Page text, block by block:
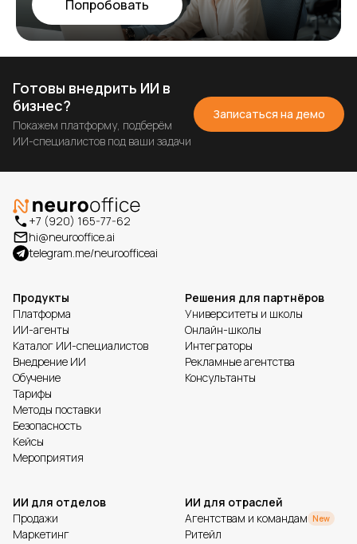
Попробовать
Готовы внедрить ИИ в
бизнес?
Покажем платформу, подберём
ИИ-специалистов под ваши задачи
Записаться на демо
+7 (920) 165-77-62
hi@neurooffice.ai
telegram.me/neuroofficeai
Продукты
Платформа
ИИ-агенты
Каталог ИИ-специалистов
Внедрение ИИ
Обучение
Тарифы
Методы поставки
Безопасность
Кейсы
Мероприятия
Решения для партнёров
Университеты и школы
Онлайн-школы
Интеграторы
Рекламные агентства
Консультанты
ИИ для отделов
Продажи
Маркетинг
ИИ для отраслей
Агентствам и командам New
Ритейл